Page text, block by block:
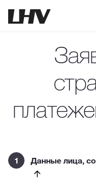
Данные лица,
1